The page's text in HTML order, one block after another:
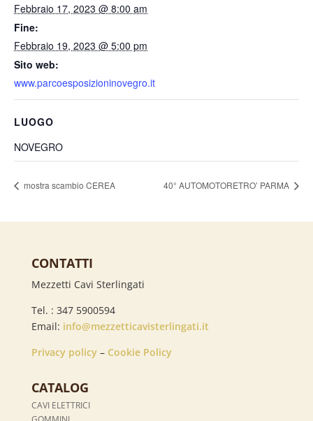
Febbraio 17, 2023 @ 8:00 am
Fine:
Febbraio 19, 2023 @ 5:00 pm
Sito web:
www.parcoesposizioninovegro.it
LUOGO
NOVEGRO
mostra scambio CEREA 40° AUTOMOTORETRO’ PARMA
CONTATTI
Mezzetti Cavi Sterlingati
Tel. : 347 5900594
Email: info@mezzetticavisterlingati.it
Privacy policy– Cookie Policy
CATALOG
CAVI ELETTRICI